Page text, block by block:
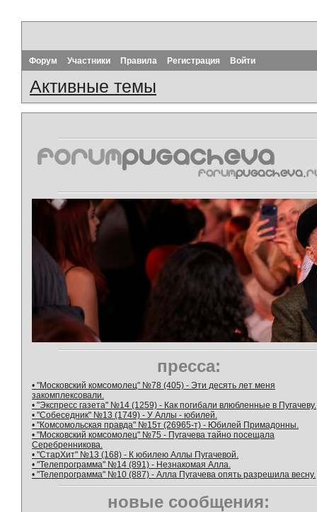
Форум Участники Правила Регистрация Войти
Активные темы
пресса:
• "Московский комсомолец" №78 (405) - Эти десять лет меня
закомплексовали.
• "Экспресс газета" №14 (1259) - Как погибали влюбленные в Пугачеву.
• "Собеседник" №13 (1749) - У Аллы - юбилей.
• "Комсомольская правда" №15т (26965-т) - Юбилей Примадонны.
• "Московский комсомолец" №75 - Пугачева тайно посещала
Серебренникова.
• "СтарХит" №13 (168) - К юбилею Аллы Пугачевой.
• "Телепрограмма" №14 (891) - Незнакомая Алла.
• "Телепрограмма" №10 (887) - Алла Пугачева опять разрешила весну.
новые сообщения: